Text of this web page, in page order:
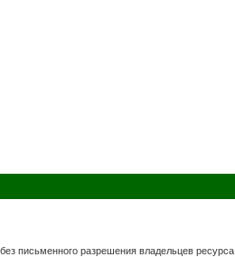
письменного разрешения владельцев ресурса.